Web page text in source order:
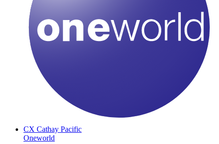
CX Cathay Pacific
Oneworld